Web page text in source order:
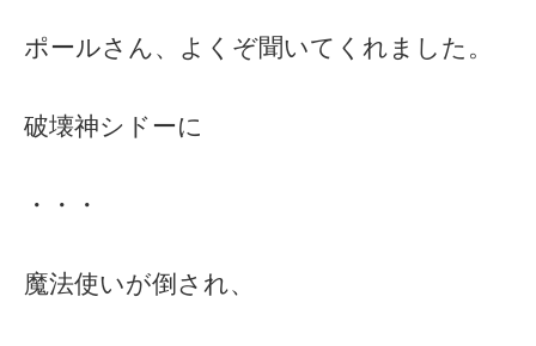
ポールさん、よくぞ聞いてくれました。
破壊神シドーに
・・・
魔法使いが倒され、